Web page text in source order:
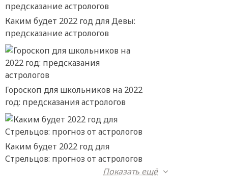
Каким будет 2022 год для Девы:
предсказание астрологов
Гороскоп для школьников на 2022
год: предсказания астрологов
Каким будет 2022 год для
Стрельцов: прогноз от астрологов
Показать ещё